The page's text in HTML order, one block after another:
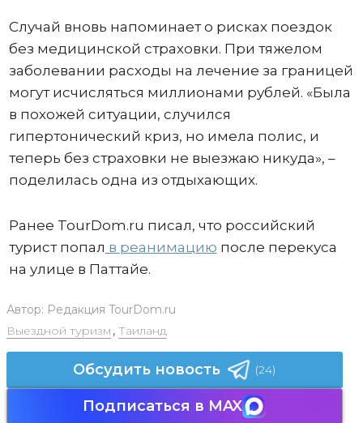
Случай вновь напоминает о рисках поездок
без медицинской страховки. При тяжелом
заболевании расходы на лечение за границей
могут исчисляться миллионами рублей. «Была
в похожей ситуации, случился
гипертонический криз, но имела полис, и
теперь без страховки не выезжаю никуда», –
поделилась одна из отдыхающих.
Ранее TourDom.ru писал, что российский
турист попал в реанимацию после перекуса
на улице в Паттайе.
Автор: Редакция TourDom.ru
Выездной туризм , Таиланд
Обсудить новость (24)
Подписаться в MAX